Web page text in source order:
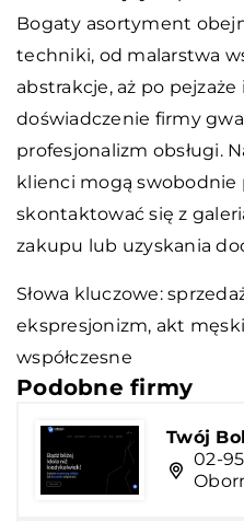
Bogaty asortyment
techniki, od malarstwa
abstrakcje, aż po
doświadczenie firmy
profesjonalizm obsługi.
klienci mogą swobodnie
skontaktować się z
zakupu lub uzyskania
Słowa kluczowe:
ekspresjonizm, akt
współczesne
Podobne firmy
Twój
02-